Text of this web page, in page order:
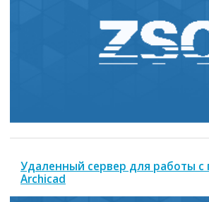
Удаленный сервер для работы с
Archicad